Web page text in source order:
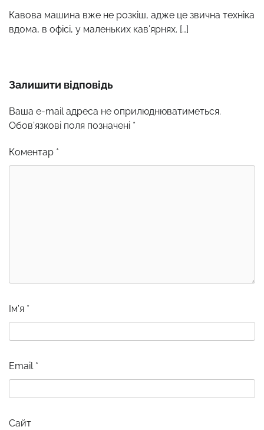
Кавова машина вже не розкіш, адже це звична техніка
вдома, в офісі, у маленьких кав’ярнях. […]
Залишити відповідь
Ваша e-mail адреса не оприлюднюватиметься.
Обов’язкові поля позначені *
Коментар *
Ім'я *
Email *
Сайт